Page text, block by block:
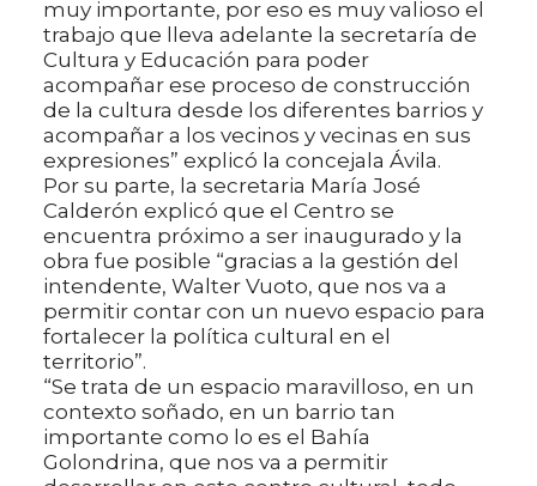
muy importante, por eso es muy valioso el
trabajo que lleva adelante la secretaría de
Cultura y Educación para poder
acompañar ese proceso de construcción
de la cultura desde los diferentes barrios y
acompañar a los vecinos y vecinas en sus
expresiones” explicó la concejala Ávila.
Por su parte, la secretaria María José
Calderón explicó que el Centro se
encuentra próximo a ser inaugurado y la
obra fue posible “gracias a la gestión del
intendente, Walter Vuoto, que nos va a
permitir contar con un nuevo espacio para
fortalecer la política cultural en el
territorio”.
“Se trata de un espacio maravilloso, en un
contexto soñado, en un barrio tan
importante como lo es el Bahía
Golondrina, que nos va a permitir